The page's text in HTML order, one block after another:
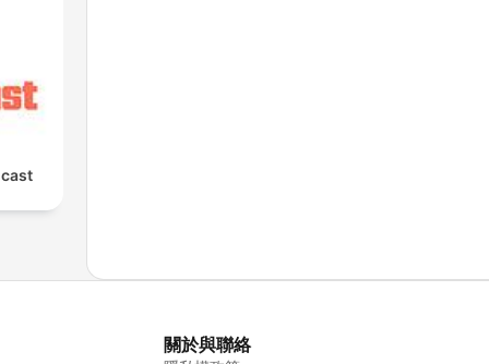
關於與聯絡